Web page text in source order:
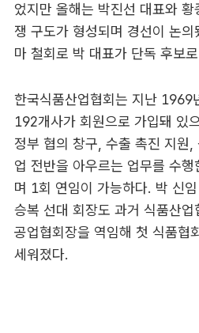
었지만 올해는 박진선 대표와
쟁 구도가 형성되며 경선이 논
마 철회로 박 대표가 단독 후보
한국식품산업협회는 지난 1969
192개사가 회원으로 가입돼 있
정부 협의 창구, 수출 촉진 지원
업 전반을 아우르는 업무를 수행
며 1회 연임이 가능하다. 박 신
승복 선대 회장도 과거 식품산
공업협회장을 역임해 첫 식품협
세워졌다.